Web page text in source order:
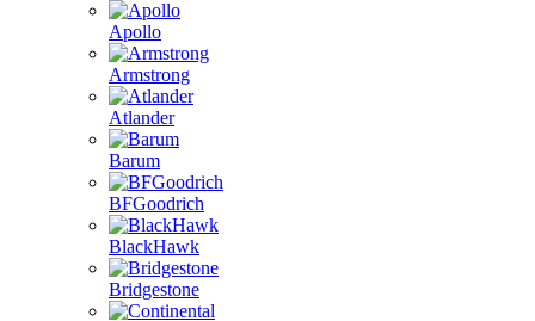
Apollo
Armstrong
Atlander
Barum
BFGoodrich
BlackHawk
Bridgestone